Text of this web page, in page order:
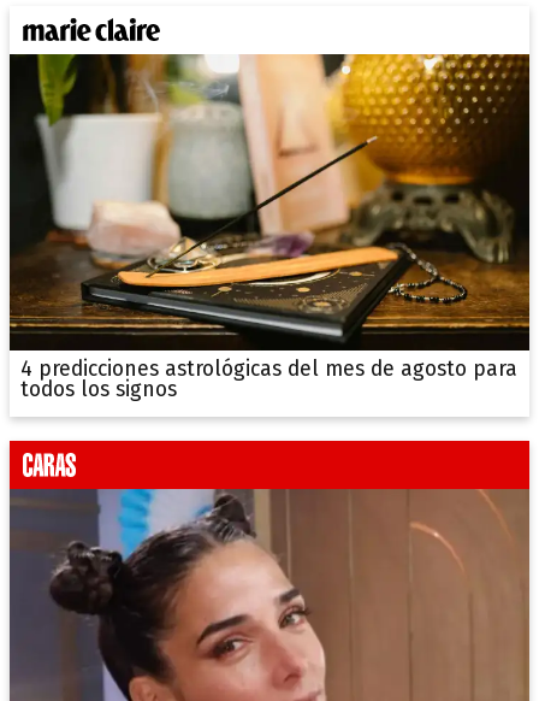
4 predicciones astrológicas del mes de agosto para
todos los signos